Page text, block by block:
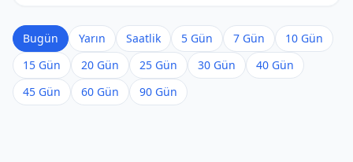
Bugün Yarın Saatlik 5 Gün 7 Gün
10 Gün
15 Gün
20 Gün 25 Gün 30 Gün
40 Gün
45 Gün
60 Gün 90 Gün